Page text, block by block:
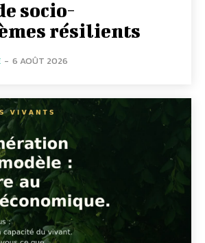
socio-
résilients
- 6 AOÛT 2026